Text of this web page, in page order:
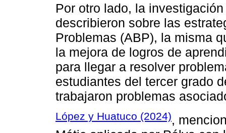
Por otro lado, la
describieron sobre las
Problemas (ABP), la misma
la mejora de logros de
para llegar a resolver
estudiantes del tercer grado
trabajaron problemas
López y Huatuco (2024),